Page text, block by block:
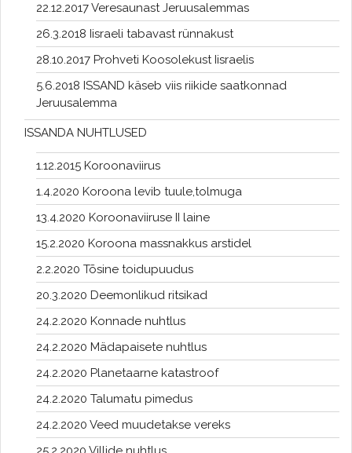
22.12.2017 Veresaunast Jeruusalemmas
26.3.2018 Iisraeli tabavast rünnakust
28.10.2017 Prohveti Koosolekust Iisraelis
5.6.2018 ISSAND käseb viis riikide saatkonnad
Jeruusalemma
ISSANDA NUHTLUSED
1.12.2015 Koroonaviirus
1.4.2020 Koroona levib tuule,tolmuga
13.4.2020 Koroonaviiruse II laine
15.2.2020 Koroona massnakkus arstidel
2.2.2020 Tõsine toidupuudus
20.3.2020 Deemonlikud ritsikad
24.2.2020 Konnade nuhtlus
24.2.2020 Mädapaisete nuhtlus
24.2.2020 Planetaarne katastroof
24.2.2020 Talumatu pimedus
24.2.2020 Veed muudetakse vereks